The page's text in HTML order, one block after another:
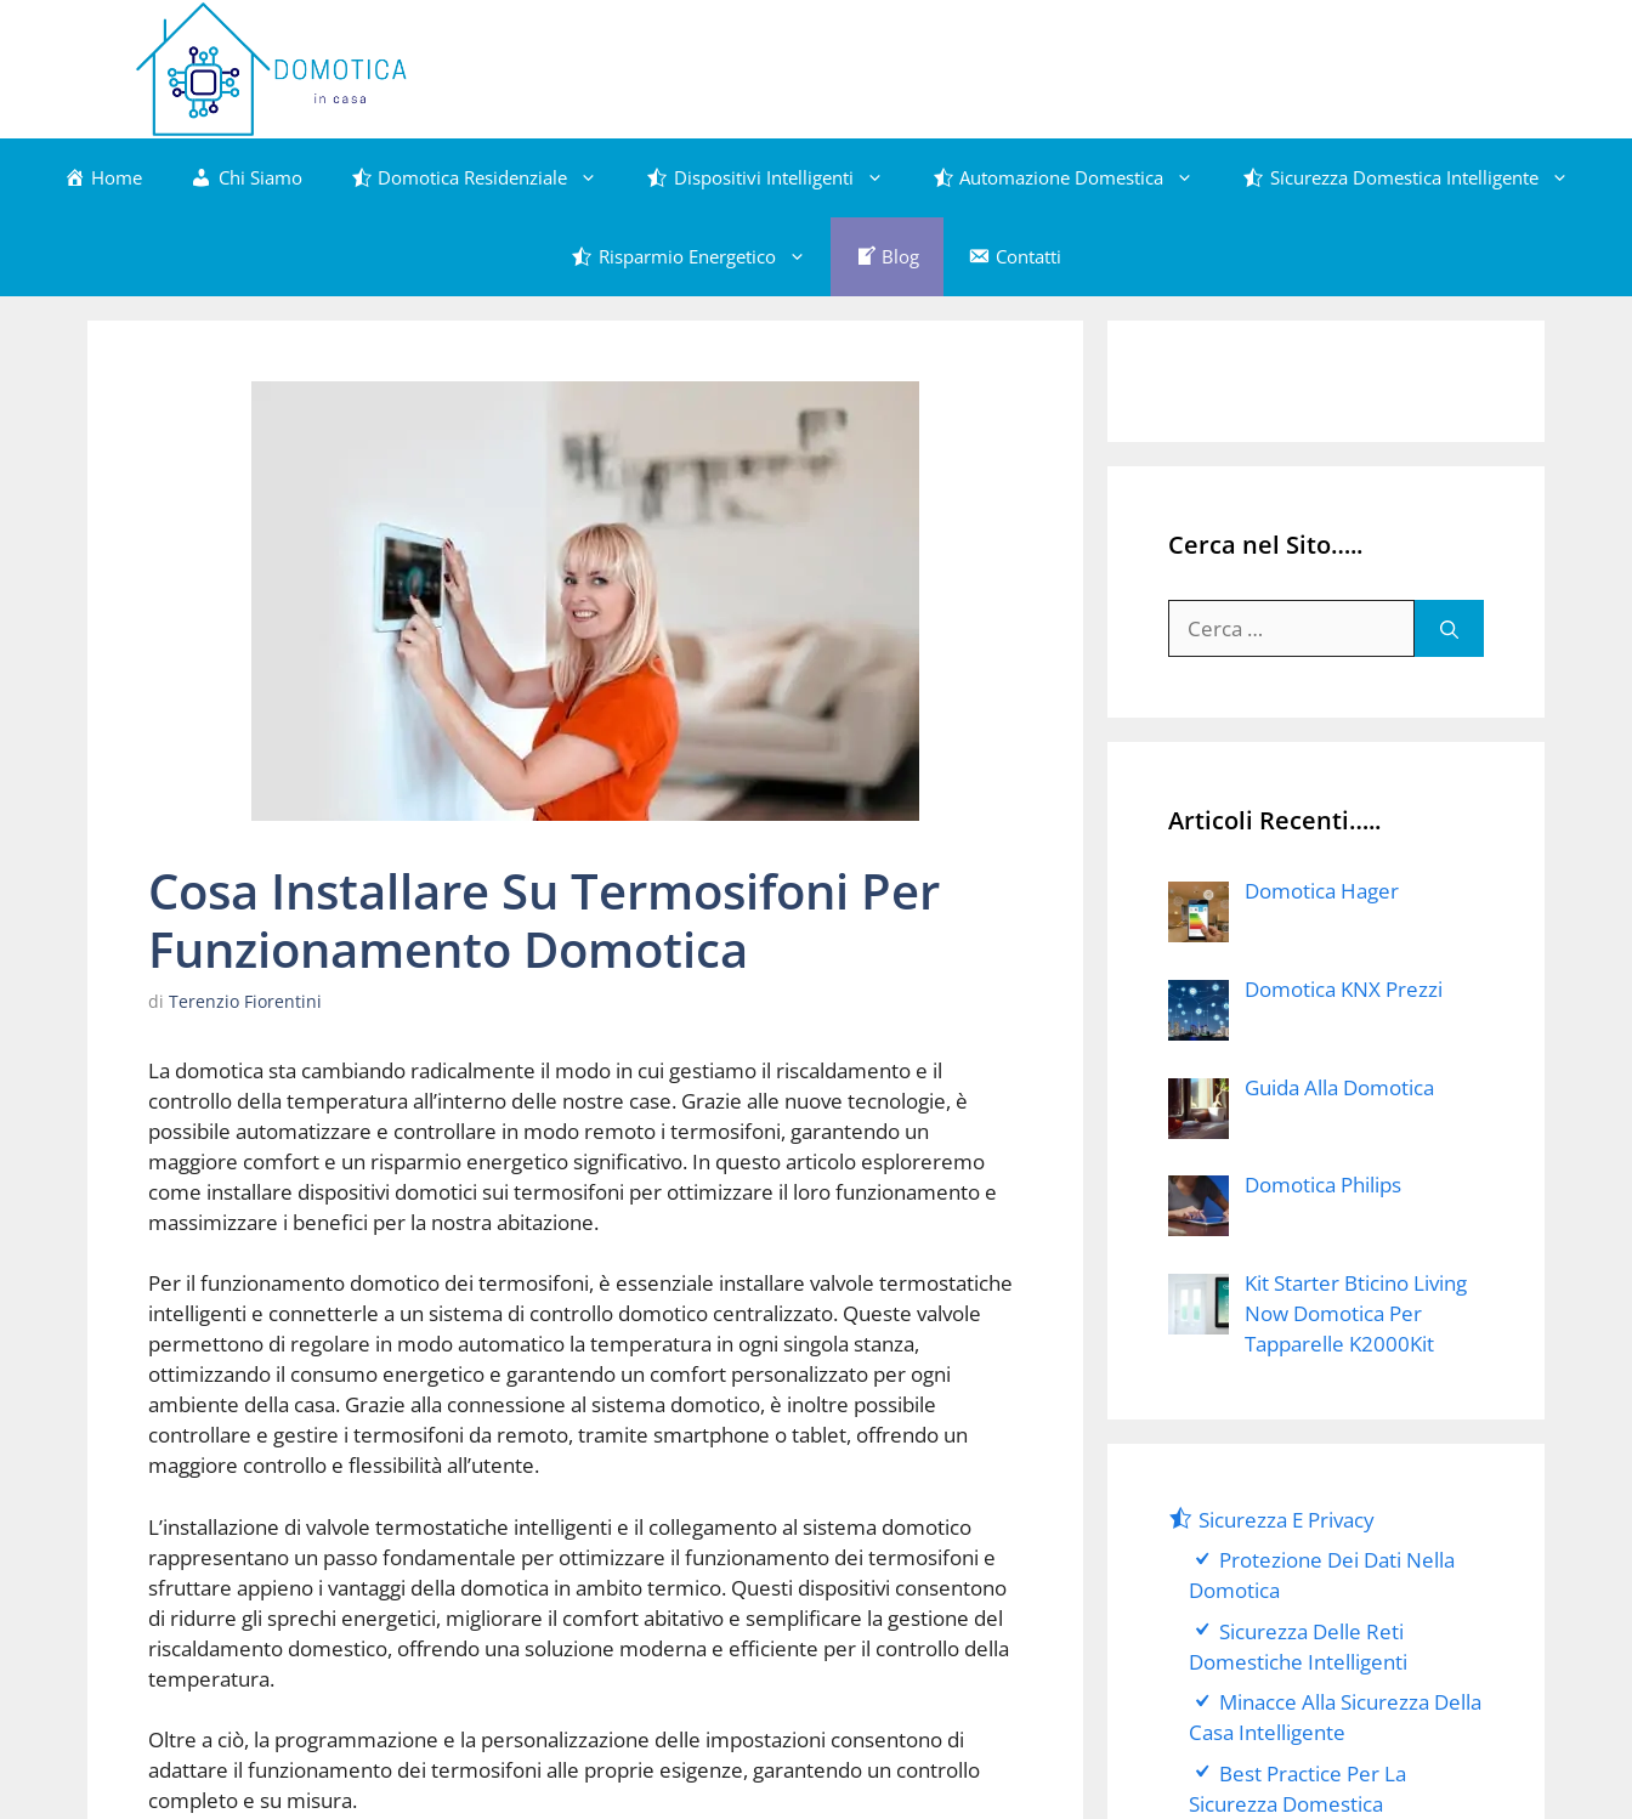
Home Chi Siamo Domotica Residenziale Dispositivi Intelligenti Automazione Domestica Sicurezza Domestica Intelligente
Risparmio Energetico Blog Contatti
Cosa Installare Su Termosifoni Per
Funzionamento Domotica
di Terenzio Fiorentini
La domotica sta cambiando radicalmente il modo in cui gestiamo il riscaldamento e il
controllo della temperatura all’interno delle nostre case. Grazie alle nuove tecnologie, è
possibile automatizzare e controllare in modo remoto i termosifoni, garantendo un
maggiore comfort e un risparmio energetico significativo. In questo articolo esploreremo
come installare dispositivi domotici sui termosifoni per ottimizzare il loro funzionamento e
massimizzare i benefici per la nostra abitazione.
Per il funzionamento domotico dei termosifoni, è essenziale installare valvole termostatiche
intelligenti e connetterle a un sistema di controllo domotico centralizzato. Queste valvole
permettono di regolare in modo automatico la temperatura in ogni singola stanza,
ottimizzando il consumo energetico e garantendo un comfort personalizzato per ogni
ambiente della casa. Grazie alla connessione al sistema domotico, è inoltre possibile
controllare e gestire i termosifoni da remoto, tramite smartphone o tablet, offrendo un
maggiore controllo e flessibilità all’utente.
L’installazione di valvole termostatiche intelligenti e il collegamento al sistema domotico
rappresentano un passo fondamentale per ottimizzare il funzionamento dei termosifoni e
sfruttare appieno i vantaggi della domotica in ambito termico. Questi dispositivi consentono
di ridurre gli sprechi energetici, migliorare il comfort abitativo e semplificare la gestione del
riscaldamento domestico, offrendo una soluzione moderna e efficiente per il controllo della
temperatura.
Oltre a ciò, la programmazione e la personalizzazione delle impostazioni consentono di
adattare il funzionamento dei termosifoni alle proprie esigenze, garantendo un controllo
completo e su misura.
Cerca nel Sito…..
per:
Articoli Recenti…..
Domotica Hager
Domotica KNX Prezzi
Guida Alla Domotica
Domotica Philips
Kit Starter Bticino Living
Now Domotica Per
Tapparelle K2000Kit
Sicurezza E Privacy
Protezione Dei Dati Nella
Domotica
Sicurezza Delle Reti
Domestiche Intelligenti
Minacce Alla Sicurezza Della
Casa Intelligente
Best Practice Per La
Sicurezza Domestica